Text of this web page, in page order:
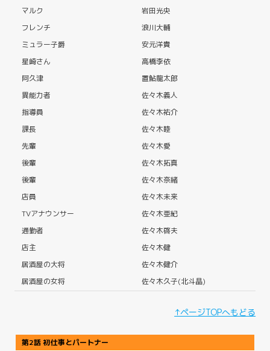
マルク
岩田光央
フレンチ
浪川大輔
ミュラー子爵
安元洋貴
星崎さん
高橋李依
阿久津
置鮎龍太郎
異能力者
佐々木義人
指導員
佐々木祐介
課長
佐々木睦
先輩
佐々木愛
後輩
佐々木拓真
後輩
佐々木奈緒
店員
佐々木未来
TVアナウンサー
佐々木亜紀
通勤者
佐々木啓夫
店主
佐々木健
居酒屋の大将
佐々木健介
居酒屋の女将
佐々木久子(北斗晶)
↑ページTOPへもどる
第2話 初仕事とパートナー